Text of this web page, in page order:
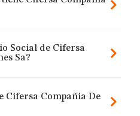
Social de Cifersa
Sa?
Cifersa Compañia De